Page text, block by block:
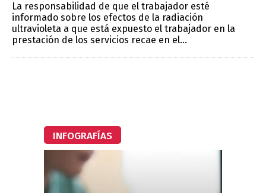
La responsabilidad de que el trabajador esté
informado sobre los efectos de la radiación
ultravioleta a que está expuesto el trabajador en la
prestación de los servicios recae en el...
INFOGRAFÍAS